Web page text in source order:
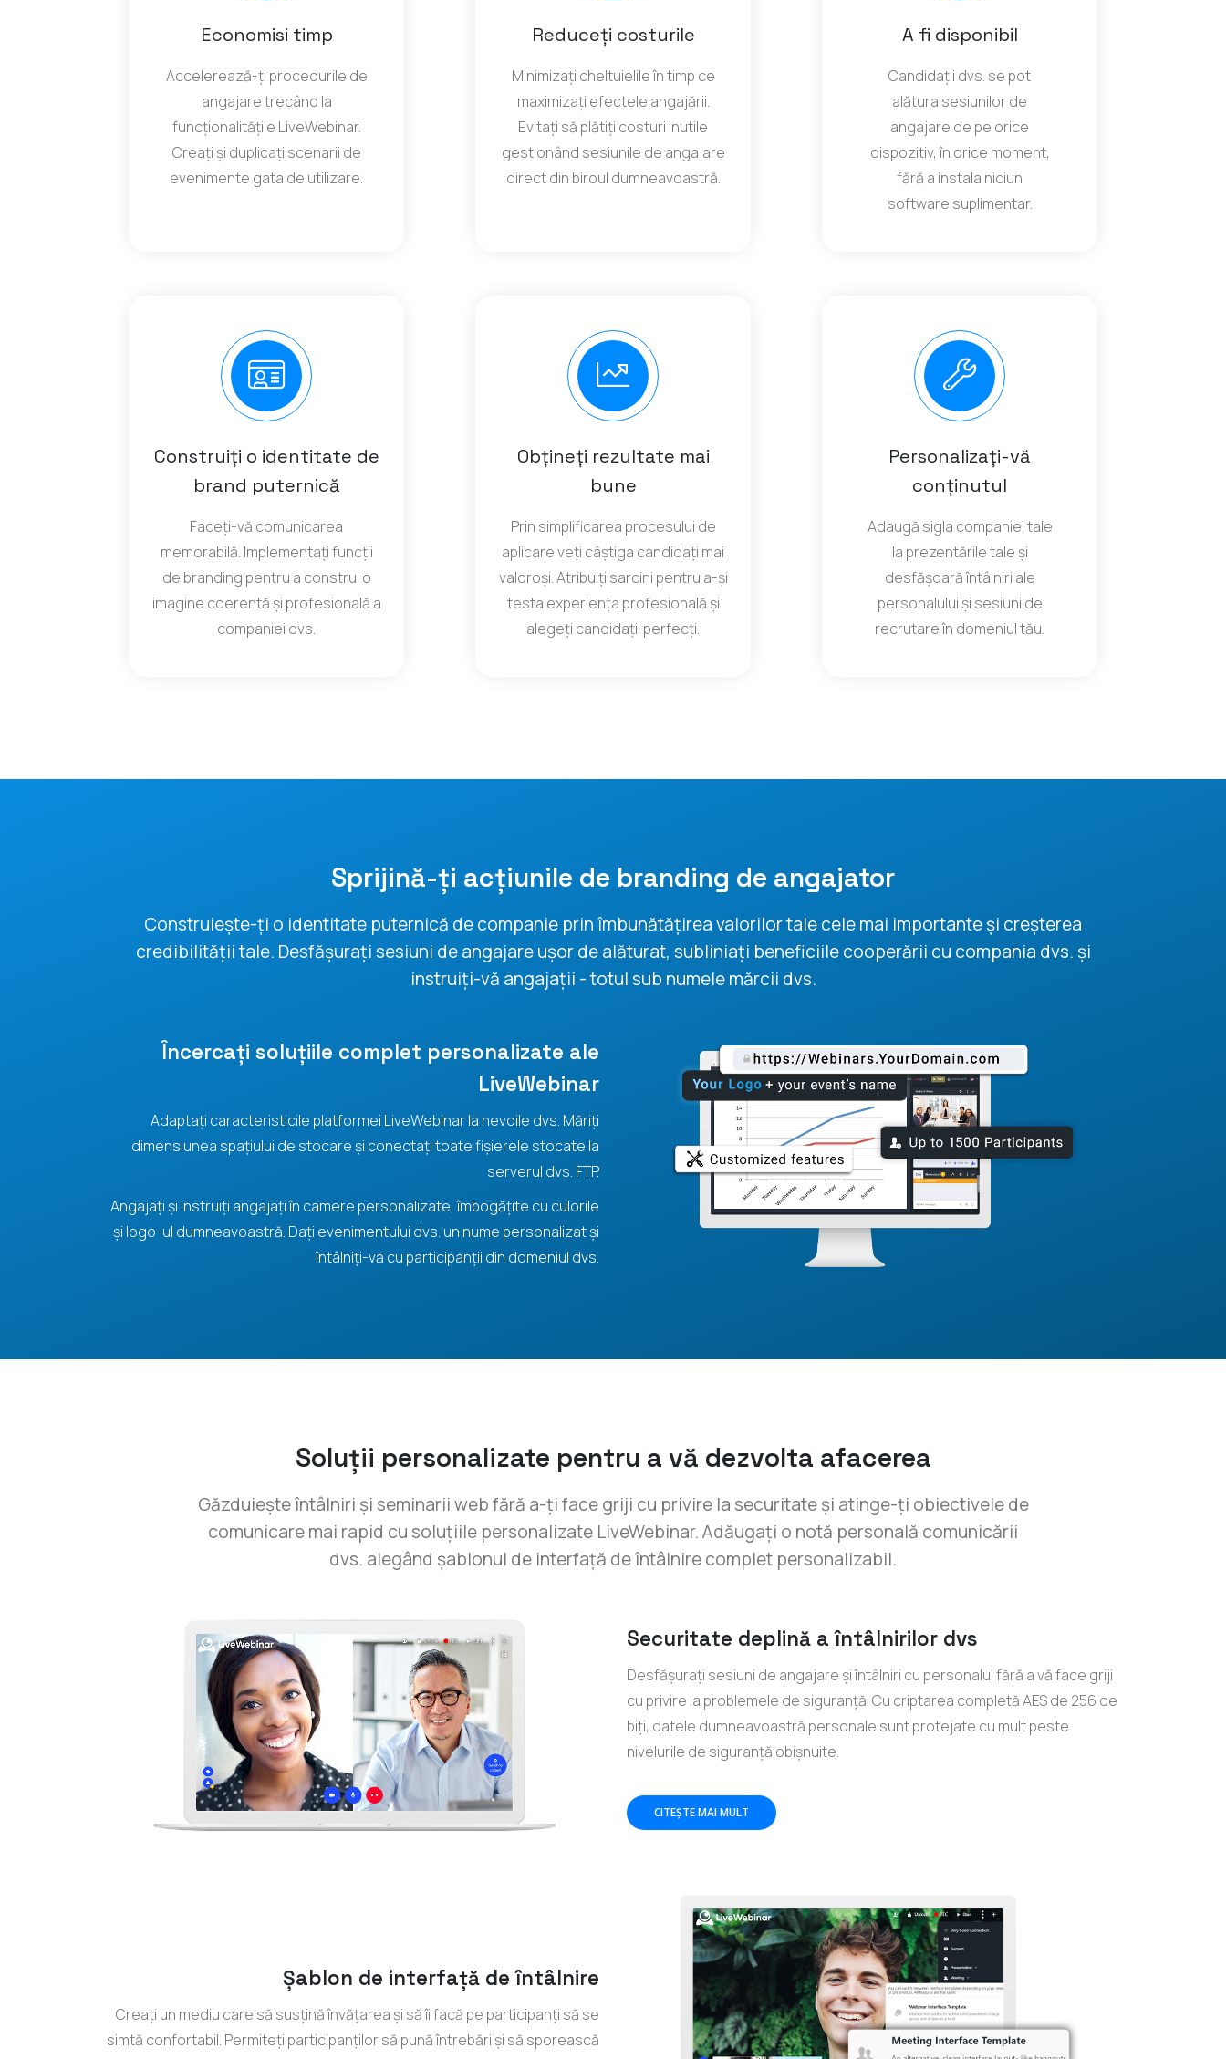
Economisi timp
Accelerează-ți procedurile de
angajare trecând la
funcționalitățile LiveWebinar.
Creați și duplicați scenarii de
evenimente gata de utilizare.
Reduceți costurile
Minimizați cheltuielile în timp ce
maximizați efectele angajării.
Evitați să plătiți costuri inutile
gestionând sesiunile de angajare
direct din biroul dumneavoastră.
A fi disponibil
Candidații dvs. se pot
alătura sesiunilor de
angajare de pe orice
dispozitiv, în orice moment,
fără a instala niciun
software suplimentar.
Construiți o identitate de
brand puternică
Faceți-vă comunicarea
memorabilă. Implementați funcții
de branding pentru a construi o
imagine coerentă și profesională a
companiei dvs.
Obțineți rezultate mai
bune
Prin simplificarea procesului de
aplicare veți câștiga candidați mai
valoroși. Atribuiți sarcini pentru a-și
testa experiența profesională și
alegeți candidații perfecți.
Personalizați-vă
conținutul
Adaugă sigla companiei tale
la prezentările tale și
desfășoară întâlniri ale
personalului și sesiuni de
recrutare în domeniul tău.
Sprijină-ți acțiunile de branding de angajator
Construiește-ți o identitate puternică de companie prin îmbunătățirea valorilor tale cele mai importante și creșterea
credibilității tale. Desfășurați sesiuni de angajare ușor de alăturat, subliniați beneficiile cooperării cu compania dvs. și
instruiți-vă angajații - totul sub numele mărcii dvs.
Încercați soluțiile complet personalizate ale
LiveWebinar
Adaptați caracteristicile platformei LiveWebinar la nevoile dvs. Măriți
dimensiunea spațiului de stocare și conectați toate fișierele stocate la
serverul dvs. FTP.
Angajați și instruiți angajați în camere personalizate, îmbogățite cu culorile
și logo-ul dumneavoastră. Dați evenimentului dvs. un nume personalizat și
întâlniți-vă cu participanții din domeniul dvs.
Soluții personalizate pentru a vă dezvolta afacerea
Găzduiește întâlniri și seminarii web fără a-ți face griji cu privire la securitate și atinge-ți obiectivele de
comunicare mai rapid cu soluțiile personalizate LiveWebinar. Adăugați o notă personală comunicării
dvs. alegând șablonul de interfață de întâlnire complet personalizabil.
Securitate deplină a întâlnirilor dvs
Desfășurați sesiuni de angajare și întâlniri cu personalul fără a vă face griji
cu privire la problemele de siguranță. Cu criptarea completă AES de 256 de
biți, datele dumneavoastră personale sunt protejate cu mult peste
nivelurile de siguranță obișnuite.
CITEŞTE MAI MULT
Șablon de interfață de întâlnire
Creați un mediu care să susțină învățarea și să îi facă pe participanți să se
simtă confortabil. Permiteți participanților să pună întrebări și să sporească